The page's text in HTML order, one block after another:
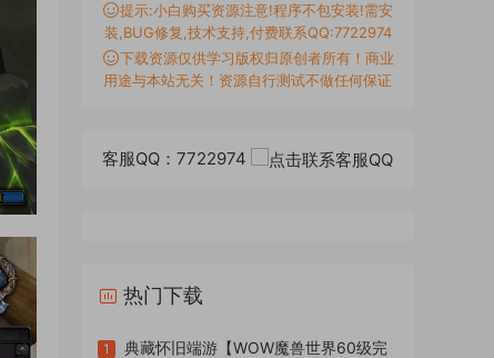
提示:小白购买资源注意!程序不包安装!需安
装,BUG修复,技术支持,付费联系QQ:7722974
下载资源仅供学习版权归原创者所有！商业
用途与本站无关！资源自行测试不做任何保证
客服QQ：7722974
热门下载
1
典藏怀旧端游【WOW魔兽世界60级完